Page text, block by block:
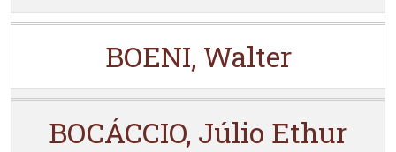
BOENI, Walter
BOCÁCCIO, Júlio Ethur